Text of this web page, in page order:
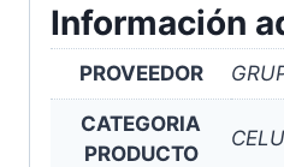
Información
PROVEEDOR
CATEGORIA
PRODUCTO